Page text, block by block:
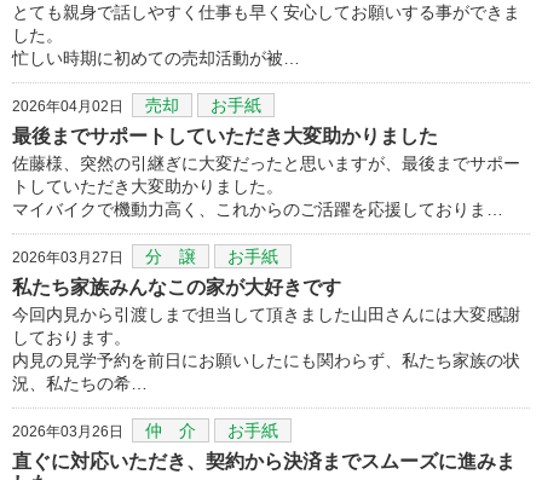
とても親身で話しやすく仕事も早く安心してお願いする事ができま
した。
忙しい時期に初めての売却活動が被…
2026年04月02日 売却 お手紙
最後までサポートしていただき大変助かりました
佐藤様、突然の引継ぎに大変だったと思いますが、最後までサポー
トしていただき大変助かりました。
マイバイクで機動力高く、これからのご活躍を応援しておりま…
2026年03月27日 分 譲 お手紙
私たち家族みんなこの家が大好きです
今回内見から引渡しまで担当して頂きました山田さんには大変感謝
しております。
内見の見学予約を前日にお願いしたにも関わらず、私たち家族の状
況、私たちの希…
2026年03月26日 仲 介 お手紙
直ぐに対応いただき、契約から決済までスムーズに進みま